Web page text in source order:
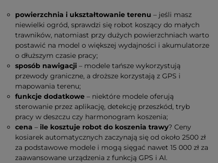
powierzchnia i ukształtowanie terenu – jeśli masz
niewielki ogród, sprawdzi się robot koszący do małych
trawników, natomiast przy dużych powierzchniach warto
postawić na model o większej wydajności i akumulatorze
o dłuższym czasie pracy;
sposób nawigacji – modele tańsze wykorzystują
przewody graniczne, a droższe korzystają z GPS i
mapowania terenu;
funkcje dodatkowe – niektóre modele oferują
sterowanie przez aplikację, detekcję przeszkód, tryb
pracy w deszczu czy harmonogram koszenia;
cena – ile kosztuje robot do koszenia trawy? Ceny
kosiarek automatycznych zaczynają się od około 2500 zł
za podstawowe modele i mogą sięgać nawet 15 000 zł za
zaawansowane urządzenia z funkcją GPS i AI.